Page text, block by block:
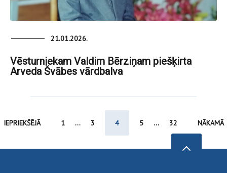
21.01.2026.
Vēsturniekam Valdim Bērziņam piešķirta
Arveda Švābes vārdbalva
IEPRIEKŠĒJĀ 1 ... 3 4 5 ... 32 NĀKAMĀ